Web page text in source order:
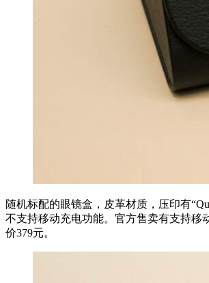
随机标配的眼镜盒，皮革材质，压印有
不支持移动充电功能。官方售卖有支持移
价379元。